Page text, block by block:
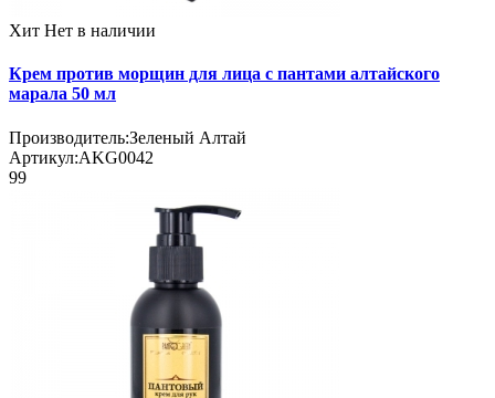
Хит Нет в наличии
Крем против морщин для лица с пантами алтайского
марала 50 мл
Производитель:Зеленый Алтай
Артикул:AKG0042
99